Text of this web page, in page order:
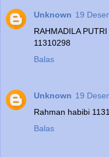
Unknown 19
RAHMADILA
11310298
Balas
Unknown 19
Rahman habibi
Balas